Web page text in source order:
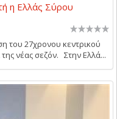
η Ελλάς Σύρου
του 27χρονου κεντρικού
νέας σεζόν. Στην Ελλά...